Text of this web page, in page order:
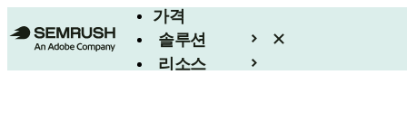
가격
솔루션
리소스